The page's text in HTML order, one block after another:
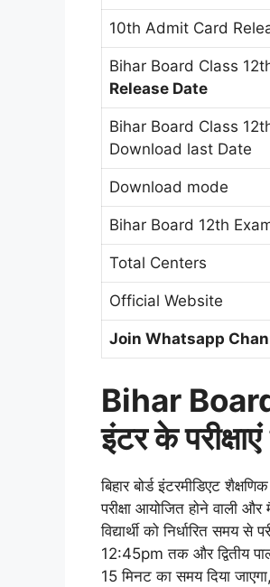
10th Admit Card
Bihar Board Class
Release Date
Bihar Board Class
Download last Date
Download mode
Bihar Board 12th
Total Centers
Official Website
Join Whatsapp
Bihar
इंटर के
बिहार बोर्ड इंटरमीडिएट
परीक्षा आयोजित होने वाली
विद्यार्थी को निर्धारित समय
12:45pm तक और द्वितीय
15 मिनट का समय दिया